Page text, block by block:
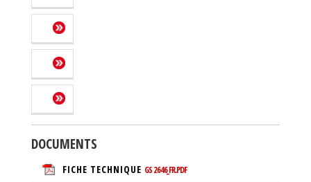
DOCUMENTS
FICHE TECHNIQUE GS 2646_FR.PDF